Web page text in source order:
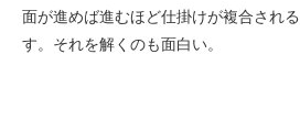
面が進めば進むほど仕掛けが複合され
す。それを解くのも面白い。